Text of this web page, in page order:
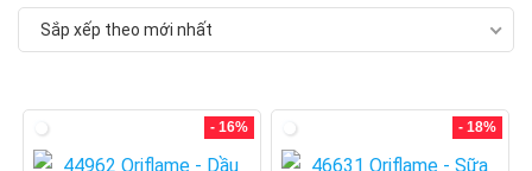
sắp
xếp
mới
nhất
Sắp xếp theo mới nhất
- 16% - 18%